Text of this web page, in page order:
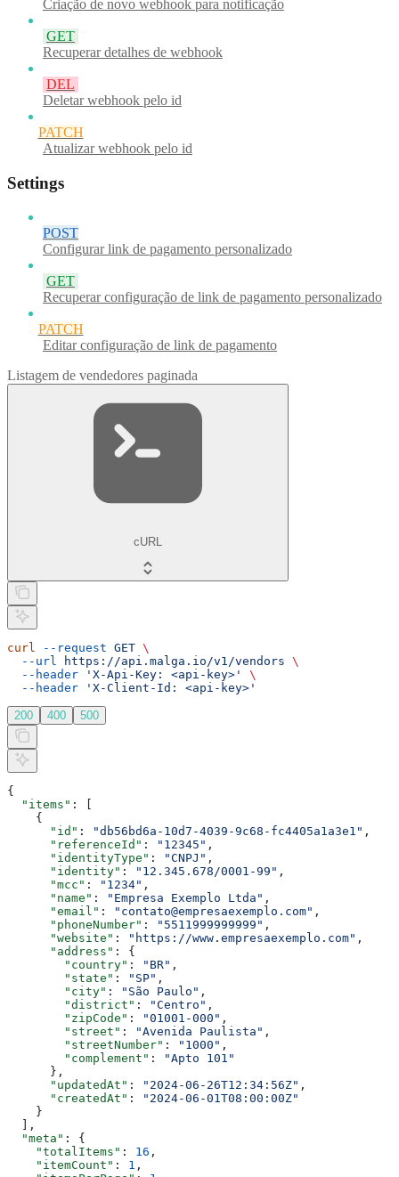
Criação de novo webhook para notificação
GET
Recuperar detalhes de webhook
DEL
Deletar webhook pelo id
PATCH
Atualizar webhook pelo id
Settings
POST
Configurar link de pagamento personalizado
GET
Recuperar configuração de link de pagamento personalizado
PATCH
Editar configuração de link de pagamento
Listagem de vendedores paginada
cURL
curl --request GET \
  --url
https://api.malga.io/v1/vendors \
  --header
'X-Api-Key: <api-key>'
\
  --header
'X-Client-Id: <api-key>'
200 400 500
{
  "items"
: [
    {
      "id"
: "db56bd6a-10d7-4039-9c68-fc4405a1a3e1" ,
      "referenceId"
: "12345" ,
      "identityType"
: "CNPJ" ,
      "identity"
: "12.345.678/0001-99" ,
      "mcc"
: "1234" ,
      "name"
: "Empresa Exemplo Ltda" ,
      "email"
: "contato@empresaexemplo.com" ,
      "phoneNumber"
: "5511999999999" ,
      "website"
: "https://www.empresaexemplo.com" ,
      "address"
: {
        "country"
: "BR" ,
        "state"
: "SP" ,
        "city"
: "São Paulo" ,
        "district"
: "Centro" ,
        "zipCode"
: "01001-000" ,
        "street"
: "Avenida Paulista" ,
        "streetNumber"
: "1000" ,
        "complement"
:
"Apto 101"
      },
      "updatedAt"
: "2024-06-26T12:34:56Z" ,
      "createdAt"
:
"2024-06-01T08:00:00Z"
    }
  ],
  "meta"
: {
    "totalItems"
: 16 ,
    "itemCount"
: 1 ,